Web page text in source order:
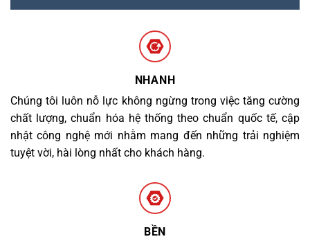
NHANH
Chúng tôi luôn nỗ lực không ngừng trong việc tăng cường
chất lượng, chuẩn hóa hệ thống theo chuẩn quốc tế, cập
nhật công nghệ mới nhằm mang đến những trải nghiệm
tuyệt vời, hài lòng nhất cho khách hàng.
BỀN